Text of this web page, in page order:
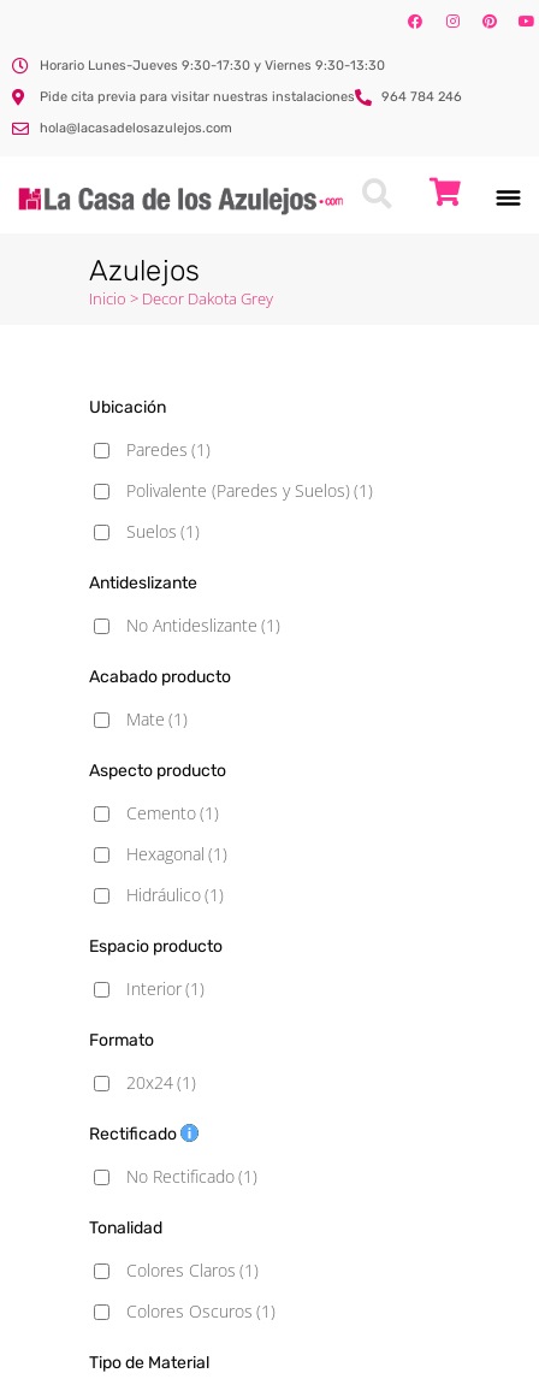
Horario Lunes-Jueves 9:30-17:30 y Viernes 9:30-13:30
Pide cita previa para visitar nuestras instalaciones
964 784 246
hola@lacasadelosazulejos.com
Azulejos
Inicio > Decor Dakota Grey
Ubicación
Paredes (1)
Polivalente (Paredes y Suelos)(1)
Suelos (1)
Antideslizante
No Antideslizante (1)
Acabado producto
Mate (1)
Aspecto producto
Cemento(1)
Hexagonal (1)
Hidráulico(1)
Espacio producto
Interior(1)
Formato
20x24(1)
Rectificado
No Rectificado(1)
Tonalidad
Colores Claros (1)
Colores Oscuros (1)
Tipo de Material